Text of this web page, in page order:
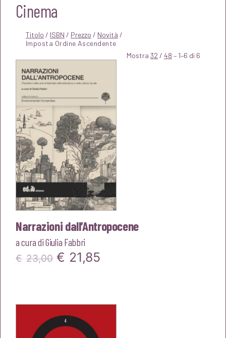
Cinema
Titolo / ISBN / Prezzo / Novità /
Mostra 32 / 48 – 1–6 di 6
Narrazioni dall’Antropocene
a cura diGiulia Fabbri
€ 23,00 Il
era:
€23,00.
€ 21,85